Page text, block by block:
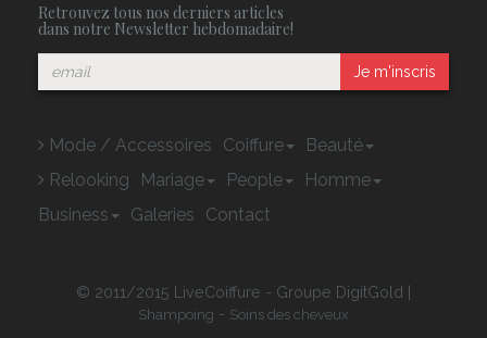
Retrouvez tous nos derniers articles
dans notre Newsletter hebdomadaire!
Je m'inscris
Mode / Accessoires Coiffure
Beauté
Relooking
Mariage People
Homme
Business
Galeries Contact
© 2011/2015 LiveCoiffure - Groupe DigitGold |
Shampoing - Soins des cheveux